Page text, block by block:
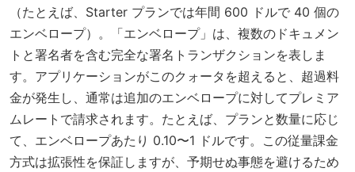
（たとえば、Starter プランでは年間 600 ドルで 40 個の
エンベロープ）。「エンベロープ」は、複数のドキュメン
トと署名者を含む完全な署名トランザクションを表しま
す。アプリケーションがこのクォータを超えると、超過料
金が発生し、通常は追加のエンベロープに対してプレミア
ムレートで請求されます。たとえば、プランと数量に応じ
て、エンベロープあたり 0.10〜1 ドルです。この従量課金
方式は拡張性を保証しますが、予期せぬ事態を避けるため